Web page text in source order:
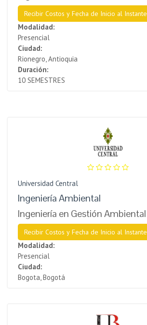
Recibir Costos y Fecha de Inicio al Instante
Modalidad:
Presencial
Ciudad:
Rionegro, Antioquia
Duración:
10 SEMESTRES
Universidad Central
Ingeniería Ambiental
Ingeniería en Gestión Ambiental
Recibir Costos y Fecha de Inicio al Instante
Modalidad:
Presencial
Ciudad:
Bogota, Bogotá